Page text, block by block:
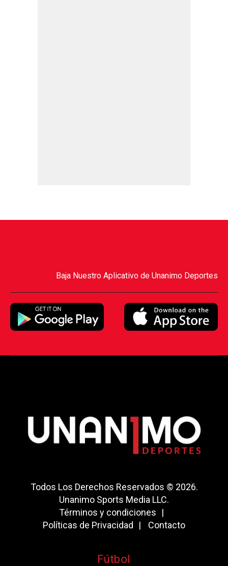
Baja Nuestro Aplicativo de Unanimo Deportes
Todos Los Derechos Reservados © 2026.
Unanimo Sports Media LLC.
Términos y condiciones
Políticas de Privacidad
Contacto
Fútbol